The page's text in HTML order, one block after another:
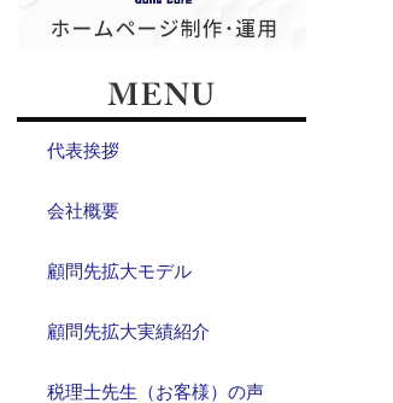
代表挨拶
会社概要
顧問先拡大モデル
顧問先拡大実績紹介
税理士先生（お客様）の声